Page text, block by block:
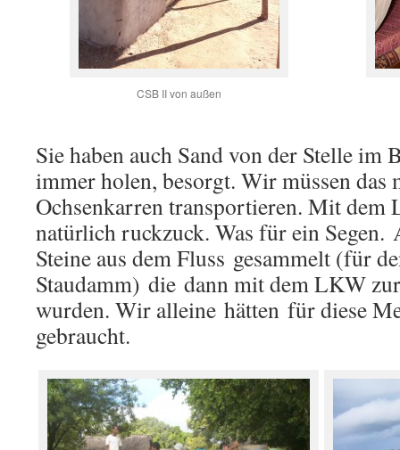
CSB II von außen
Sie haben auch Sand von der Stelle im
immer holen, besorgt. Wir müssen das
Ochsenkarren transportieren. Mit dem
natürlich ruckzuck. Was für ein
Steine aus dem Fluss gesammelt (für
Staudamm) die dann mit dem LKW
wurden. Wir alleine hätten für diese
gebraucht.